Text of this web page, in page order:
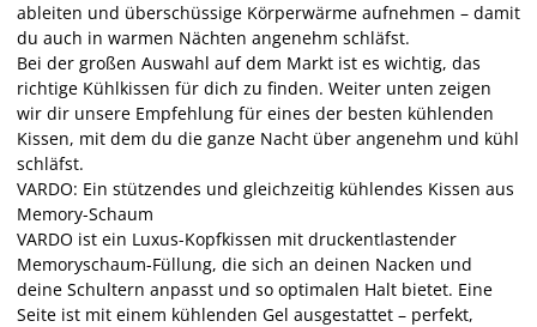
ableiten und überschüssige Körperwärme aufnehmen – damit
du auch in warmen Nächten angenehm schläfst.
Bei der großen Auswahl auf dem Markt ist es wichtig, das
richtige Kühlkissen für dich zu finden. Weiter unten zeigen
wir dir unsere Empfehlung für eines der besten kühlenden
Kissen, mit dem du die ganze Nacht über angenehm und kühl
schläfst.
VARDO: Ein stützendes und gleichzeitig kühlendes Kissen aus
Memory-Schaum
VARDO ist ein Luxus-Kopfkissen mit druckentlastender
Memoryschaum-Füllung, die sich an deinen Nacken und
deine Schultern anpasst und so optimalen Halt bietet. Eine
Seite ist mit einem kühlenden Gel ausgestattet – perfekt,